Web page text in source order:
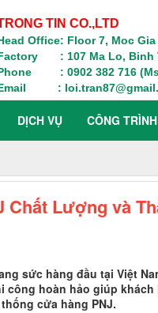
TIN CO.,LTD
Office: Floor 7, Moc
: 107 Ma Lo, Binh
: 0902 382 716
:
DỊCH VỤ CÔNG TRÌNH
Chất Lượng và
sức hàng đầu tại Việt
công hoàn hảo giúp
cửa hàng PNJ.